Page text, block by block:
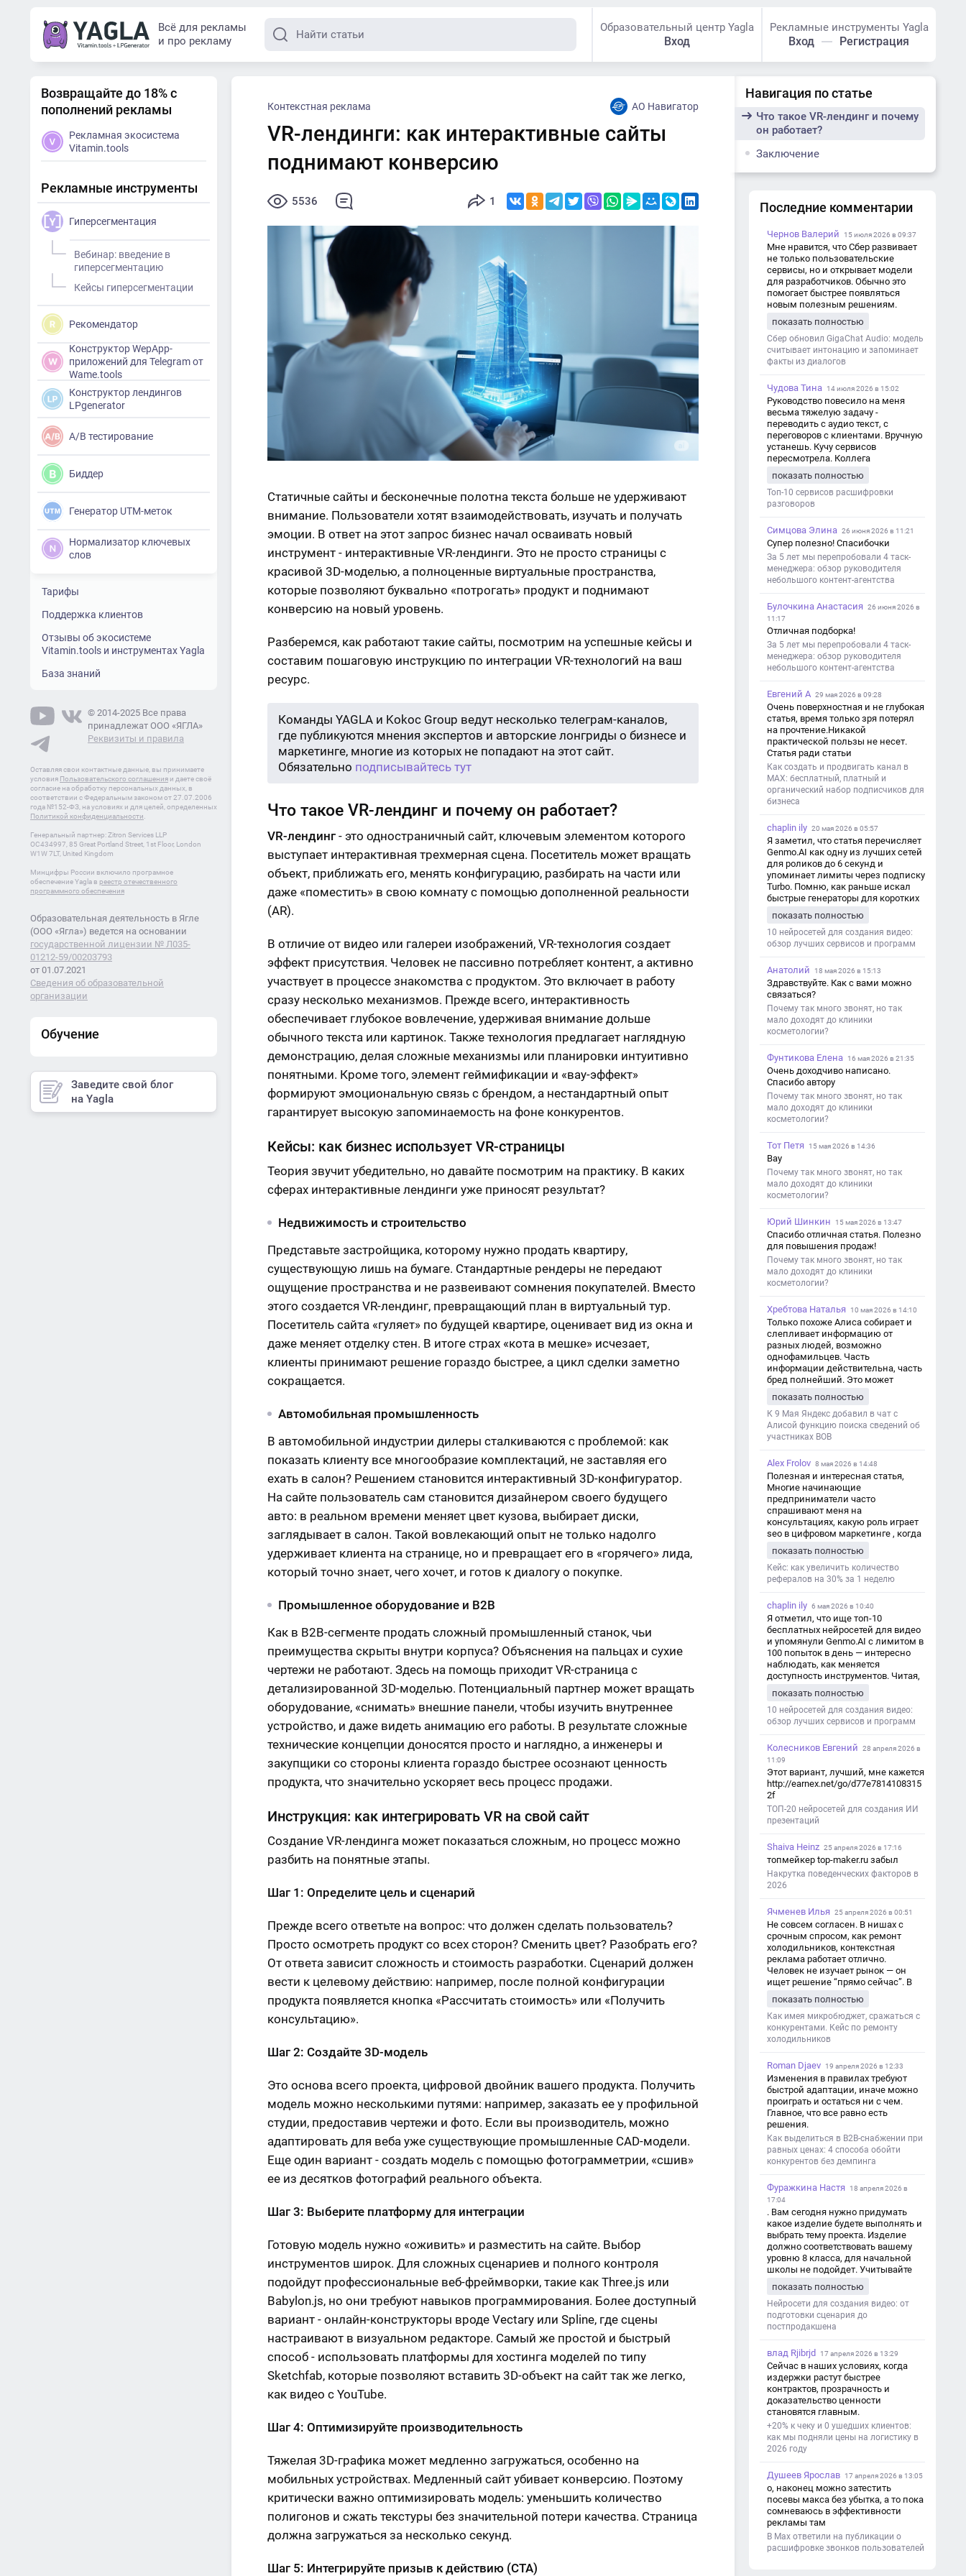
Всё для рекламы
и про рекламу
Образовательный центр Yagla
Вход
Рекламные инструменты Yagla
Вход Регистрация
Навигация по статье
Что такое VR-лендинг и почему
он работает?
Заключение
Контекстная реклама АО Навигатор
VR-лендинги: как интерактивные сайты
поднимают конверсию
5536 1
Статичные сайты и бесконечные полотна текста больше не удерживают
внимание. Пользователи хотят взаимодействовать, изучать и получать
эмоции. В ответ на этот запрос бизнес начал осваивать новый
инструмент - интерактивные VR-лендинги. Это не просто страницы с
красивой 3D-моделью, а полноценные виртуальные пространства,
которые позволяют буквально «потрогать» продукт и поднимают
конверсию на новый уровень.
Разберемся, как работают такие сайты, посмотрим на успешные кейсы и
составим пошаговую инструкцию по интеграции VR-технологий на ваш
ресурс.
Команды YAGLA и Kokoc Group ведут несколько телеграм-каналов,
где публикуются мнения экспертов и авторские лонгриды о бизнесе и
маркетинге, многие из которых не попадают на этот сайт.
Обязательно подписывайтесь тут
Что такое VR-лендинг и почему он работает?
VR-лендинг - это одностраничный сайт, ключевым элементом которого
выступает интерактивная трехмерная сцена. Посетитель может вращать
объект, приближать его, менять конфигурацию, разбирать на части или
даже «поместить» в свою комнату с помощью дополненной реальности
(AR).
В отличие от видео или галереи изображений, VR-технология создает
эффект присутствия. Человек не пассивно потребляет контент, а активно
участвует в процессе знакомства с продуктом. Это включает в работу
сразу несколько механизмов. Прежде всего, интерактивность
обеспечивает глубокое вовлечение, удерживая внимание дольше
обычного текста или картинок. Также технология предлагает наглядную
демонстрацию, делая сложные механизмы или планировки интуитивно
понятными. Кроме того, элемент геймификации и «вау-эффект»
формируют эмоциональную связь с брендом, а нестандартный опыт
гарантирует высокую запоминаемость на фоне конкурентов.
Кейсы: как бизнес использует VR-страницы
Теория звучит убедительно, но давайте посмотрим на практику. В каких
сферах интерактивные лендинги уже приносят результат?
Недвижимость и строительство
Представьте застройщика, которому нужно продать квартиру,
существующую лишь на бумаге. Стандартные рендеры не передают
ощущение пространства и не развеивают сомнения покупателей. Вместо
этого создается VR-лендинг, превращающий план в виртуальный тур.
Посетитель сайта «гуляет» по будущей квартире, оценивает вид из окна и
даже меняет отделку стен. В итоге страх «кота в мешке» исчезает,
клиенты принимают решение гораздо быстрее, а цикл сделки заметно
сокращается.
Автомобильная промышленность
В автомобильной индустрии дилеры сталкиваются с проблемой: как
показать клиенту все многообразие комплектаций, не заставляя его
ехать в салон? Решением становится интерактивный 3D-конфигуратор.
На сайте пользователь сам становится дизайнером своего будущего
авто: в реальном времени меняет цвет кузова, выбирает диски,
заглядывает в салон. Такой вовлекающий опыт не только надолго
удерживает клиента на странице, но и превращает его в «горячего» лида,
который точно знает, чего хочет, и готов к диалогу о покупке.
Промышленное оборудование и B2B
Как в B2B-сегменте продать сложный промышленный станок, чьи
преимущества скрыты внутри корпуса? Объяснения на пальцах и сухие
чертежи не работают. Здесь на помощь приходит VR-страница с
детализированной 3D-моделью. Потенциальный партнер может вращать
оборудование, «снимать» внешние панели, чтобы изучить внутреннее
устройство, и даже видеть анимацию его работы. В результате сложные
технические концепции доносятся просто и наглядно, а инженеры и
закупщики со стороны клиента гораздо быстрее осознают ценность
продукта, что значительно ускоряет весь процесс продажи.
Инструкция: как интегрировать VR на свой сайт
Создание VR-лендинга может показаться сложным, но процесс можно
разбить на понятные этапы.
Шаг 1: Определите цель и сценарий
Прежде всего ответьте на вопрос: что должен сделать пользователь?
Просто осмотреть продукт со всех сторон? Сменить цвет? Разобрать его?
От ответа зависит сложность и стоимость разработки. Сценарий должен
вести к целевому действию: например, после полной конфигурации
продукта появляется кнопка «Рассчитать стоимость» или «Получить
консультацию».
Шаг 2: Создайте 3D-модель
Это основа всего проекта, цифровой двойник вашего продукта. Получить
модель можно несколькими путями: например, заказать ее у профильной
студии, предоставив чертежи и фото. Если вы производитель, можно
адаптировать для веба уже существующие промышленные CAD-модели.
Еще один вариант - создать модель с помощью фотограмметрии, «сшив»
ее из десятков фотографий реального объекта.
Шаг 3: Выберите платформу для интеграции
Готовую модель нужно «оживить» и разместить на сайте. Выбор
инструментов широк. Для сложных сценариев и полного контроля
подойдут профессиональные веб-фреймворки, такие как Three.js или
Babylon.js, но они требуют навыков программирования. Более доступный
вариант - онлайн-конструкторы вроде Vectary или Spline, где сцены
настраивают в визуальном редакторе. Самый же простой и быстрый
способ - использовать платформы для хостинга моделей по типу
Sketchfab, которые позволяют вставить 3D-объект на сайт так же легко,
как видео с YouTube.
Шаг 4: Оптимизируйте производительность
Тяжелая 3D-графика может медленно загружаться, особенно на
мобильных устройствах. Медленный сайт убивает конверсию. Поэтому
критически важно оптимизировать модель: уменьшить количество
полигонов и сжать текстуры без значительной потери качества. Страница
должна загружаться за несколько секунд.
Шаг 5: Интегрируйте призыв к действию (CTA)
Возвращайте до 18% с
пополнений рекламы
Рекламная экосистема
Vitamin.tools
Рекламные инструменты
Гиперсегментация
Вебинар: введение в
гиперсегментацию
Кейсы гиперсегментации
Рекомендатор
Конструктор WepApp-
приложений для Telegram от
Wame.tools
Конструктор лендингов
LPgenerator
A/B тестирование
Биддер
Генератор UTM-меток
Нормализатор ключевых
слов
Тарифы
Поддержка клиентов
Отзывы об экосистеме
Vitamin.tools и инструментах Yagla
База знаний
© 2014-2025 Все права
принадлежат ООО «ЯГЛА»
Реквизиты и правила
Оставляя свои контактные данные, вы принимаете
условия Пользовательского соглашения и даете своё
согласие на обработку персональных данных, в
соответствии с Федеральным законом от 27.07.2006
года №152-ФЗ, на условиях и для целей, определенных
Политикой конфиденциальности
Генеральный партнер: Zitron Services LLP
OC434997, 85 Great Portland Street, 1st Floor, London
W1W 7LT, United Kingdom
Минцифры России включило програмное
обеспечение Yagla в реестр отечественного
программного обеспечения
Образовательная деятельность в Ягле
(ООО «Ягла») ведется на основании
государственной лицензии № Л035-
01212-59/00203793
от 01.07.2021
Сведения об образовательной
организации
Обучение
Заведите свой блог
на Yagla
Последние комментарии
Чернов Валерий 15 июля 2026 в 09:37
Мне нравится, что Сбер развивает
не только пользовательские
сервисы, но и открывает модели
для разработчиков. Обычно это
помогает быстрее появляться
новым полезным решениям.
показать полностью
Сбер обновил GigaChat Audio: модель
считывает интонацию и запоминает
факты из диалогов
Чудова Тина 14 июля 2026 в 15:02
Руководство повесило на меня
весьма тяжелую задачу -
переводить с аудио текст, с
переговоров с клиентами. Вручную
устанешь. Кучу сервисов
пересмотрела. Коллега
хорошо переводит. Мало
редактировать по итогу. Советую.
показать полностью
Топ-10 сервисов расшифровки
разговоров
Симцова Элина 26 июня 2026 в 11:21
Супер полезно! Спасибочки
За 5 лет мы перепробовали 4 таск-
менеджера: обзор руководителя
небольшого контент-агентства
Булочкина Анастасия
26 июня 2026 в
11:17
Отличная подборка!
За 5 лет мы перепробовали 4 таск-
менеджера: обзор руководителя
небольшого контент-агентства
Евгений А 29 мая 2026 в 09:28
Очень поверхностная и не глубокая
статья, время только зря потерял
на прочтение.Никакой
практической пользы не несет.
Статья ради статьи
Как создать и продвигать канал в
MAX: бесплатный, платный и
органический набор подписчиков для
бизнеса
chaplin ily 20 мая 2026 в 05:57
Я заметил, что статья перечисляет
Genmo.AI как одну из лучших сетей
для роликов до 6 секунд и
упоминает лимиты через подписку
Turbo. Помню, как раньше искал
быстрые генераторы для коротких
такой обзор именно с акцентом на
ограничения и подпись. Image V2
показать полностью
10 нейросетей для создания видео:
обзор лучших сервисов и программ
Анатолий 18 мая 2026 в 15:13
Здравствуйте. Как с вами можно
связаться?
Почему так много звонят, но так
мало доходят до клиники
косметологии?
Фунтикова Елена 16 мая 2026 в 21:35
Очень доходчиво написано.
Спасибо автору
Почему так много звонят, но так
мало доходят до клиники
косметологии?
Тот Петя 15 мая 2026 в 14:36
Вау
Почему так много звонят, но так
мало доходят до клиники
косметологии?
Юрий Шинкин 15 мая 2026 в 13:47
Спасибо отличная статья. Полезно
для повышения продаж!
Почему так много звонят, но так
мало доходят до клиники
косметологии?
Хребтова Наталья 10 мая 2026 в 14:10
Только похоже Алиса собирает и
слепливает информацию от
разных людей, возможно
однофамильцев. Часть
информации действительна, часть
бред полнейший. Это может
дезинформации
показать полностью
К 9 Мая Яндекс добавил в чат с
Алисой функцию поиска сведений об
участниках ВОВ
Alex Frolov 8 мая 2026 в 14:48
Полезная и интересная статья,
Многие начинающие
предприниматели часто
спрашивают меня на
консультациях, какую роль играет
seo в цифровом маркетинге , когда
обсуждаем их проект:
https://aseotop.com/kakuyu-rol-igraet-
seo-v-czifrovom-marketinge/
показать полностью
Кейс: как увеличить количество
рефералов на 30% за 1 неделю
chaplin ily 6 мая 2026 в 10:40
Я отметил, что ище топ-10
бесплатных нейросетей для видео
и упомянули Genmo.AI с лимитом в
100 попыток в день — интересно
наблюдать, как меняется
доступность инструментов. Читая,
с короткими клипами в телеграм-
каналах YAGLA и Kokoc Group. Flux 2
показать полностью
10 нейросетей для создания видео:
обзор лучших сервисов и программ
Колесников Евгений
28 апреля 2026 в
11:09
Этот вариант, лучший, мне кажется
http://earnex.net/go/d77e7814108315
2f
ТОП-20 нейросетей для создания ИИ
презентаций
Shaiva Heinz 25 апреля 2026 в 17:16
топмейкер top-maker.ru забыл
Накрутка поведенческих факторов в
2026
Ячменев Илья 25 апреля 2026 в 00:51
Не совсем согласен. В нишах с
срочным спросом, как ремонт
холодильников, контекстная
реклама работает отлично.
Человек не изучает рынок — он
ищет решение “прямо сейчас”. В
и ловит самый горячий трафик,
тогда как SEO в таких задачах
просто не успевает.
показать полностью
Как имея микробюджет, сражаться с
конкурентами. Кейс по ремонту
холодильников
Roman Djaev 19 апреля 2026 в 12:33
Изменения в правилах требуют
быстрой адаптации, иначе можно
проиграть и остаться ни с чем.
Главное, что все равно есть
решения.
Как выделиться в B2B-снабжении при
равных ценах: 4 способа обойти
конкурентов без демпинга
Фуражкина Настя
18 апреля 2026 в
17:04
. Вам сегодня нужно придумать
какое изделие будете выполнять и
выбрать тему проекта. Изделие
должно соответствовать вашему
уровню 8 класса, для начальной
школы не подойдет. Учитывайте
уровня работы. Структура проекта 1.
Титульный лист - Название школы.
- Тип работы: «Проектная работа». -
Тема проекта. - Кто выполнил:
должность учителя. - Город, год. 2.
Введение - Актуальность темы
(почему это важно). - Цель и
задачи проекта. - Объект и предмет
исследования. - Методы работы. 3.
Основная часть - Теоретическая
основные понятия. - Практическая
глава: что сделано (исследование,
опрос, создание изделия и т. д.). -
Заключение - Краткие выводы по
проекту. - Достигнута ли цель. -
Практическая значимость работы.
5. Список литературы Перечень
использованных книг, статей,
сайтов. 6. Приложения (по
необходимости) Таблицы,
показать полностью
Нейросети для создания видео: от
подготовки сценария до
постпродакшена
влад Rjibrjd 17 апреля 2026 в 13:29
Сейчас в наших условиях, когда
издержки растут быстрее
контрактов, прозрачность и
доказательство ценности
становятся главным.
+20% к чеку и 0 ушедших клиентов:
как мы подняли цены на логистику в
2026 году
Душеев Ярослав 17 апреля 2026 в 13:05
о, наконец можно затестить
посевы макса без убытка, а то пока
сомневаюсь в эффективности
рекламы там
В Max ответили на публикации о
расшифровке звонков пользователей